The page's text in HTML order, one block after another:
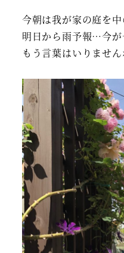
今朝は我が家の庭を中
明日から雨予報…今が
もう言葉はいりませ